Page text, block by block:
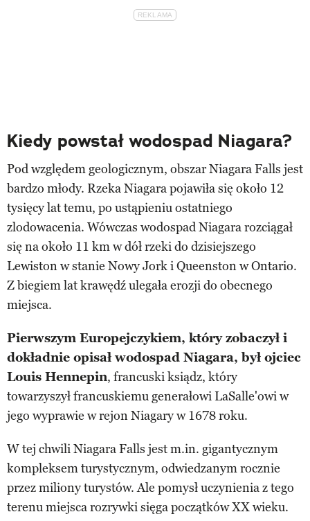
Kiedy powstał wodospad Niagara?
Pod względem geologicznym, obszar Niagara Falls jest
bardzo młody. Rzeka Niagara pojawiła się około 12
tysięcy lat temu, po ustąpieniu ostatniego
zlodowacenia. Wówczas wodospad Niagara rozciągał
się na około 11 km w dół rzeki do dzisiejszego
Lewiston w stanie Nowy Jork i Queenston w Ontario.
Z biegiem lat krawędź ulegała erozji do obecnego
miejsca.
Pierwszym Europejczykiem, który zobaczył i
dokładnie opisał wodospad Niagara, był ojciec
Louis Hennepin, francuski ksiądz, który
towarzyszył francuskiemu generałowi LaSalle'owi w
jego wyprawie w rejon Niagary w 1678 roku.
W tej chwili Niagara Falls jest m.in. gigantycznym
kompleksem turystycznym, odwiedzanym rocznie
przez miliony turystów. Ale pomysł uczynienia z tego
terenu miejsca rozrywki sięga początków XX wieku.